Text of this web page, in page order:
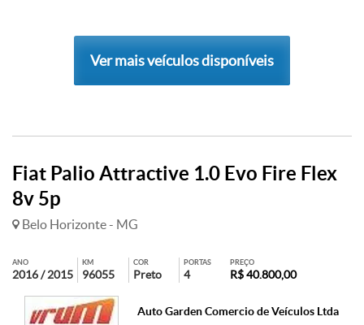
Ver mais veículos disponíveis
Fiat Palio Attractive 1.0 Evo Fire Flex
8v 5p
Belo Horizonte - MG
ANO
2016 / 2015
KM
96055
COR
Preto
PORTAS
4
PREÇO
R$ 40.800,00
Auto Garden Comercio de Veículos Ltda